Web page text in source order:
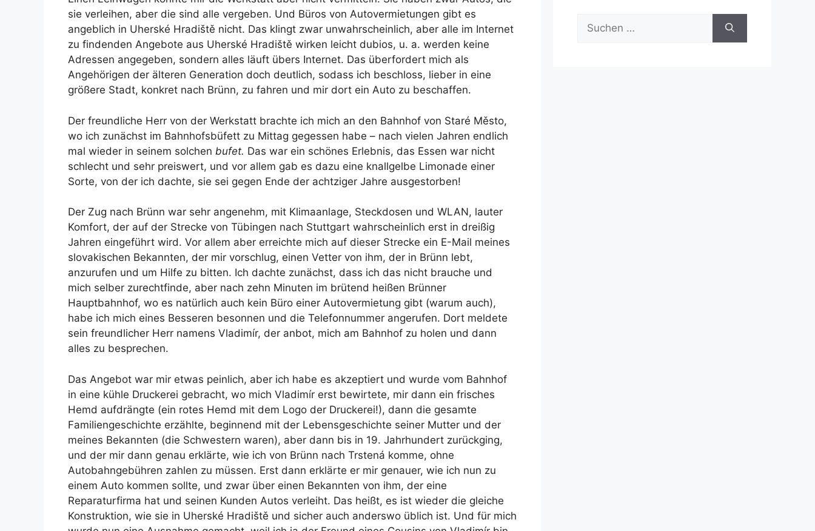
sie verleihen, aber die sind alle vergeben. Und Büros von Autovermietungen gibt es
angeblich in Uherské Hradiště nicht. Das klingt zwar unwahrscheinlich, aber alle im Internet
zu findenden Angebote aus Uherské Hradiště wirken leicht dubios, u. a. werden keine
Adressen angegeben, sondern alles läuft übers Internet. Das überfordert mich als
Angehörigen der älteren Generation doch deutlich, sodass ich beschloss, lieber in eine
größere Stadt, konkret nach Brünn, zu fahren und mir dort ein Auto zu beschaffen.
Der freundliche Herr von der Werkstatt brachte ich mich an den Bahnhof von Staré Město,
wo ich zunächst im Bahnhofsbüfett zu Mittag gegessen habe – nach vielen Jahren endlich
mal wieder in seinem solchen bufet. Das war ein schönes Erlebnis, das Essen war nicht
schlecht und sehr preiswert, und vor allem gab es dazu eine knallgelbe Limonade einer
Sorte, von der ich dachte, sie sei gegen Ende der achtziger Jahre ausgestorben!
Der Zug nach Brünn war sehr angenehm, mit Klimaanlage, Steckdosen und WLAN, lauter
Komfort, der auf der Strecke von Tübingen nach Stuttgart wahrscheinlich erst in dreißig
Jahren eingeführt wird. Vor allem aber erreichte mich auf dieser Strecke ein E-Mail meines
slovakischen Bekannten, der mir vorschlug, einen Vetter von ihm, der in Brünn lebt,
anzurufen und um Hilfe zu bitten. Ich dachte zunächst, dass ich das nicht brauche und
mich selber zurechtfinde, aber nach zehn Minuten im brütend heißen Brünner
Hauptbahnhof, wo es natürlich auch kein Büro einer Autovermietung gibt (warum auch),
habe ich mich eines Besseren besonnen und die Telefonnummer angerufen. Dort meldete
sein freundlicher Herr namens Vladimír, der anbot, mich am Bahnhof zu holen und dann
alles zu besprechen.
Das Angebot war mir etwas peinlich, aber ich habe es akzeptiert und wurde vom Bahnhof
in eine kühle Druckerei gebracht, wo mich Vladimír erst bewirtete, mir dann ein frisches
Hemd aufdrängte (ein rotes Hemd mit dem Logo der Druckerei!), dann die gesamte
Familiengeschichte erzählte, beginnend mit der Lebensgeschichte seiner Mutter und der
meines Bekannten (die Schwestern waren), aber dann bis in 19. Jahrhundert zurückging,
und der mir dann genau erklärte, wie ich von Brünn nach Trstená komme, ohne
Autobahngebühren zahlen zu müssen. Erst dann erklärte er mir genauer, wie ich nun zu
einem Auto kommen sollte, und zwar über einen Bekannten von ihm, der eine
Reparaturfirma hat und seinen Kunden Autos verleiht. Das heißt, es ist wieder die gleiche
Konstruktion, wie sie in Uherské Hradiště und sicher auch anderswo üblich ist. Und für mich
Suchen
nach: